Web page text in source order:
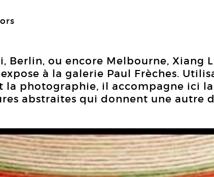
Berlin, ou encore Melbourne, Xiang
à la galerie Paul Frèches.
la photographie, il accompagne ici
abstraites qui donnent une autre